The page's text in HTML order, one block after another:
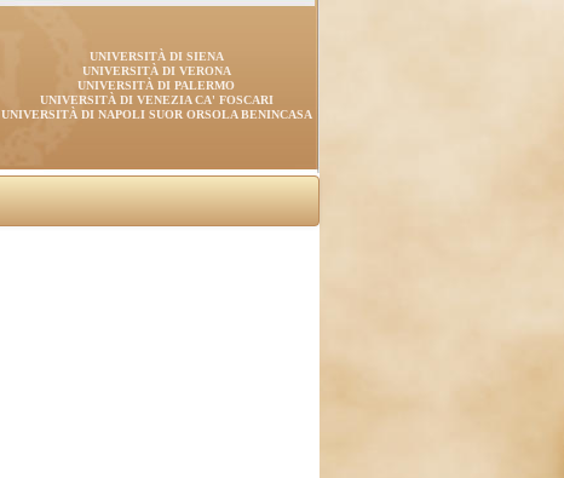
UNIVERSITÀ DI SIENA
UNIVERSITÀ DI VERONA
UNIVERSITÀ DI PALERMO
UNIVERSITÀ DI VENEZIA CA' FOSCARI
UNIVERSITÀ DI NAPOLI SUOR ORSOLA BENINCASA